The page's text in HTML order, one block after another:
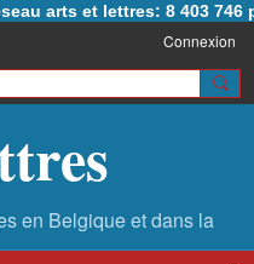
arts et lettres: 8 403 746
Connexion